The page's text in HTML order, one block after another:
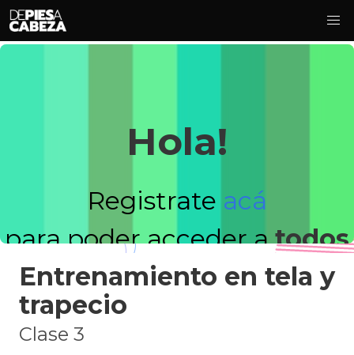
Hola!
Registrate acá
para poder acceder atodos
los videos!
Entrenamiento en tela y
trapecio
Clase 3